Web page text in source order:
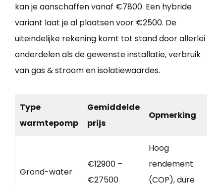
kan je aanschaffen vanaf €7800. Een hybride
variant laat je al plaatsen voor €2500. De
uiteindelijke rekening komt tot stand door allerlei
onderdelen als de gewenste installatie, verbruik
van gas & stroom en isolatiewaardes.
Type
warmtepomp
Gemiddelde
prijs
Opmerking
Grond-water
€12900 –
€27500
Hoog
rendement
(COP), dure